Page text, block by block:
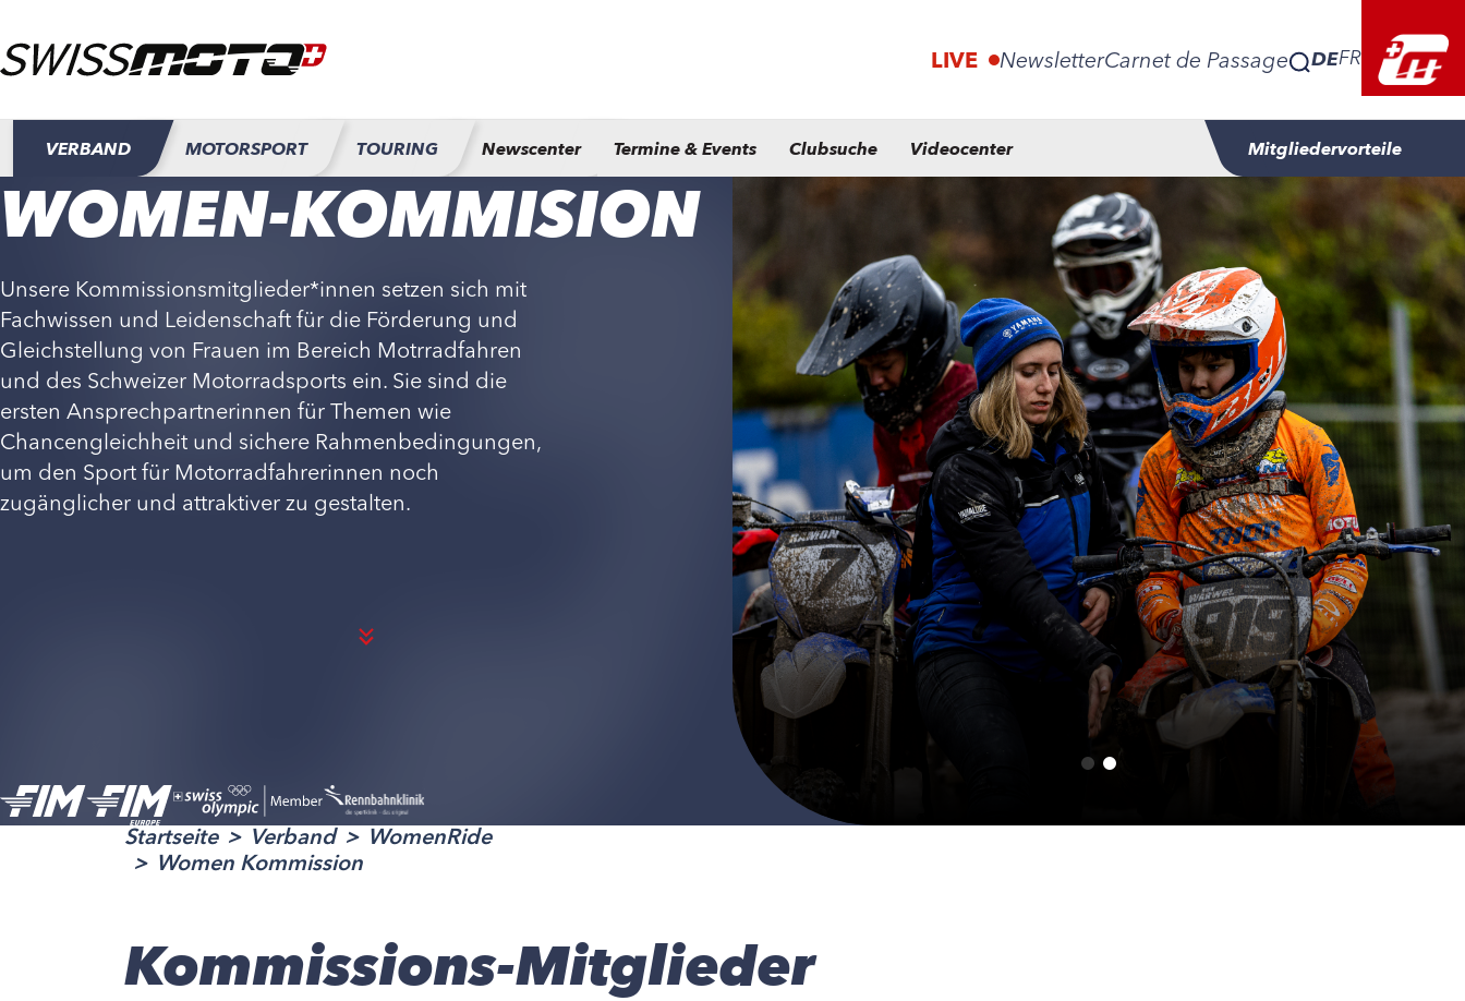
LIVE NewsletterCarnet de Passage DEFR
VERBAND MOTORSPORT TOURING Newscenter Termine & Events Clubsuche Videocenter Mitgliedervorteile
WOMEN-KOMMISION
Unsere Kommissionsmitglieder*innen setzen sich mit
Fachwissen und Leidenschaft für die Förderung und
Gleichstellung von Frauen im Bereich Motrradfahren
und des Schweizer Motorradsports ein. Sie sind die
ersten Ansprechpartnerinnen für Themen wie
Chancengleichheit und sichere Rahmenbedingungen,
um den Sport für Motorradfahrerinnen noch
zugänglicher und attraktiver zu gestalten.
Startseite Verband
WomenRide
Women Kommission
Kommissions-Mitglieder